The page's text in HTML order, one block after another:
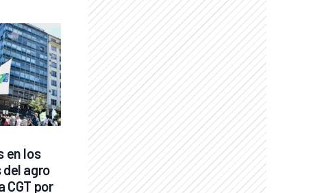
en los
agro
CGT por